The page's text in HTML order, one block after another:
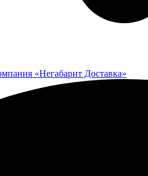
«Негабарит Доставка»